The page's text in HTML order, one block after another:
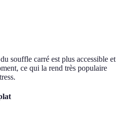
souffle carré est plus accessible et
ce qui la rend très populaire